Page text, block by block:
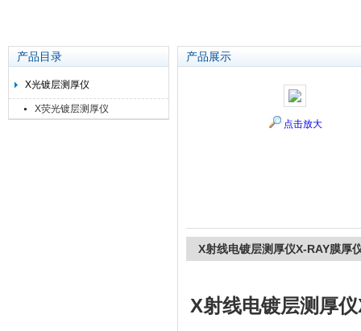
产品目录
X光镀层测厚仪
X荧光镀层测厚仪
产品展示
点击放大
X射线电镀层测厚仪X-RAY膜厚
X射线电镀层测厚